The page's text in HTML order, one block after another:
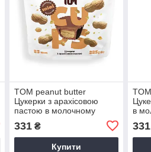
TOM peanut butter
Цукерки з арахісовою
пастою в молочному
(225 g)
331₴
Купити
в
331